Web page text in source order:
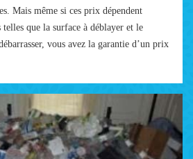
Mais même si ces prix dépendent
que la surface à déblayer et le
vous avez la garantie d’un prix